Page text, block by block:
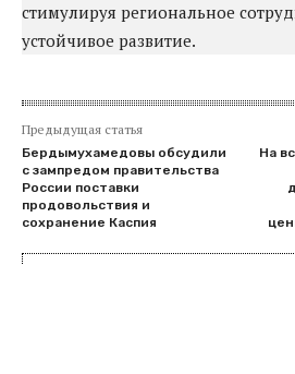
стимулируя региональное
устойчивое развитие.
Предыдущая статья
Бердымухамедовы обсудили
с зампредом правительства
России поставки
продовольствия и
сохранение Каспия
На